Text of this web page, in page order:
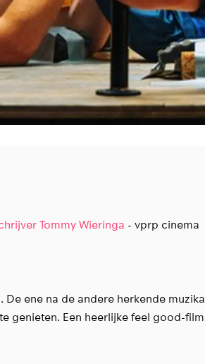
Tommy Wieringa - vprp cinema
ene na de andere herkende
genieten. Een heerlijke feel good-